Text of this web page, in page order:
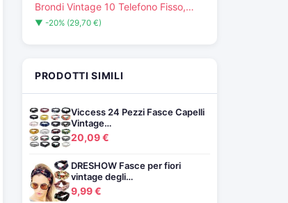
Brondi Vintage 10 Telefono Fisso,…
▼ -20% (29,70 €)
PRODOTTI SIMILI
Viccess 24 Pezzi Fasce Capelli
Vintage…
20,09 €
DRESHOW Fasce per fiori
vintage degli…
9,99 €